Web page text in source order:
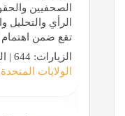
الصحفيين
الرأي
تقع ضمن اهتمام
الزيارات: 644 | التقييم: 0 | المقيّمين: 0 | الدولة:
الولايات المتحدة